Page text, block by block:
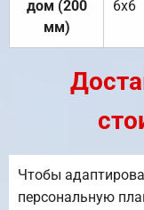
дом (200
мм)
6х6
Чтобы
персональную